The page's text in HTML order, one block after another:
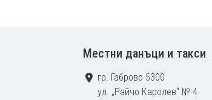
Местни данъци и такси
гр. Габрово 5300
ул. „Райчо Каролев“ № 4